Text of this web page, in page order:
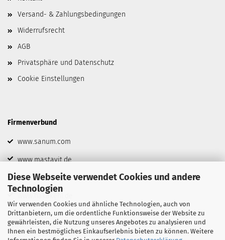
Diese Webseite verwendet Cookies und andere
Technologien
Wir verwenden Cookies und ähnliche Technologien, auch von
Drittanbietern, um die ordentliche Funktionsweise der Website zu
gewährleisten, die Nutzung unseres Angebotes zu analysieren und
Ihnen ein bestmögliches Einkaufserlebnis bieten zu können. Weitere
Versand- & Zahlungsbedingungen
Widerrufsrecht
AGB
Privatsphäre und Datenschutz
Cookie Einstellungen
Firmenverbund
www.sanum.com
www.mastavit.de
www.biofrid.de
www.hakakehl.de